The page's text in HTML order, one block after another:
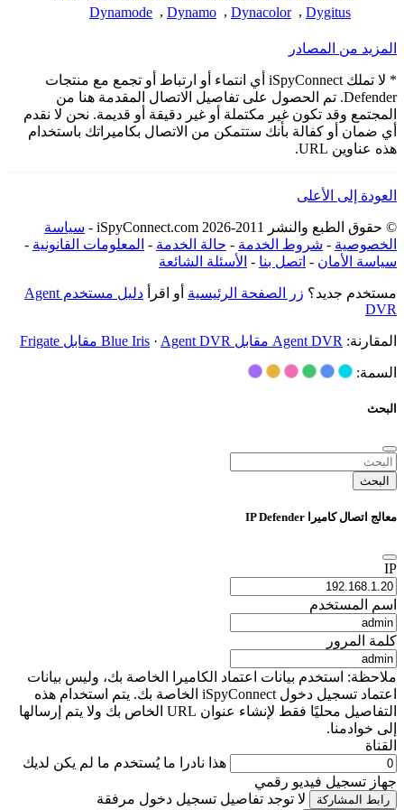
Dygitus
,
Dynacolor
,
Dynamo
,
Dynamode
المزيد من المصادر
* لا تملك iSpyConnect أي انتماء أو ارتباط أو تجمع مع منتجات
Defender. تم الحصول على تفاصيل الاتصال المقدمة هنا من
المجتمع وقد تكون غير مكتملة أو غير دقيقة أو قديمة. نحن لا نقدم
أي ضمان أو كفالة بأنك ستتمكن من الاتصال بكاميراتك باستخدام
هذه عناوين URL.
العودة إلى الأعلى
© حقوق الطبع والنشر 2011-2026 iSpyConnect.com -
سياسة
الخصوصية - شروط الخدمة - حالة الخدمة - المعلومات القانونية -
سياسة الأمان - اتصل بنا - الأسئلة الشائعة
مستخدم جديد؟ زر الصفحة الرئيسية أو اقرأ
دليل مستخدم Agent
DVR
المقارنة: Agent DVR مقابل Blue Iris · Agent DVR مقابل Frigate
السمة:
البحث
البحث
معالج اتصال كاميرا IP Defender
IP
اسم المستخدم
كلمة المرور
ملاحظة: استخدم بيانات اعتماد الكاميرا الخاصة بك، وليس بيانات
اعتماد تسجيل دخول iSpyConnect الخاصة بك. يتم استخدام هذه
التفاصيل محليًا فقط لإنشاء عنوان URL الخاص بك ولا يتم إرسالها
إلى خوادمنا.
القناة
هذا نادرا ما يُستخدم ما لم يكن لديك
جهاز تسجيل فيديو رقمي
رابط المشاركة لا توجد تفاصيل تسجيل دخول مرفقة